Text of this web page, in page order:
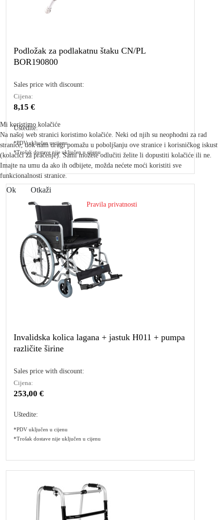
Podložak za podlakatnu štaku CN/PL
BOR190800
Sales price with discount:
Cijena:
8,15 €
Uštedite:
*PDV uključen u cijenu
*Trošak dostave nije uključen u cijenu
Invalidska kolica lagana + jastuk H011 + pumpa
različite širine
Sales price with discount:
Cijena:
253,00 €
Uštedite:
*PDV uključen u cijenu
*Trošak dostave nije uključen u cijenu
Mi koristimo kolačiće
Na našoj web stranici koristimo kolačiće. Neki od njih su neophodni za rad
stranice, dok nam drugi pomažu u poboljšanju ove stranice i korisničkog
(kolačići za praćenje). Sami možete odlučiti želite li dopustiti kolačiće ili ne.
Imajte na umu da ako ih odbijete, možda nećete moći koristiti sve
funkcionalnosti stranice.
Ok Otkaži
Pravila privatnosti